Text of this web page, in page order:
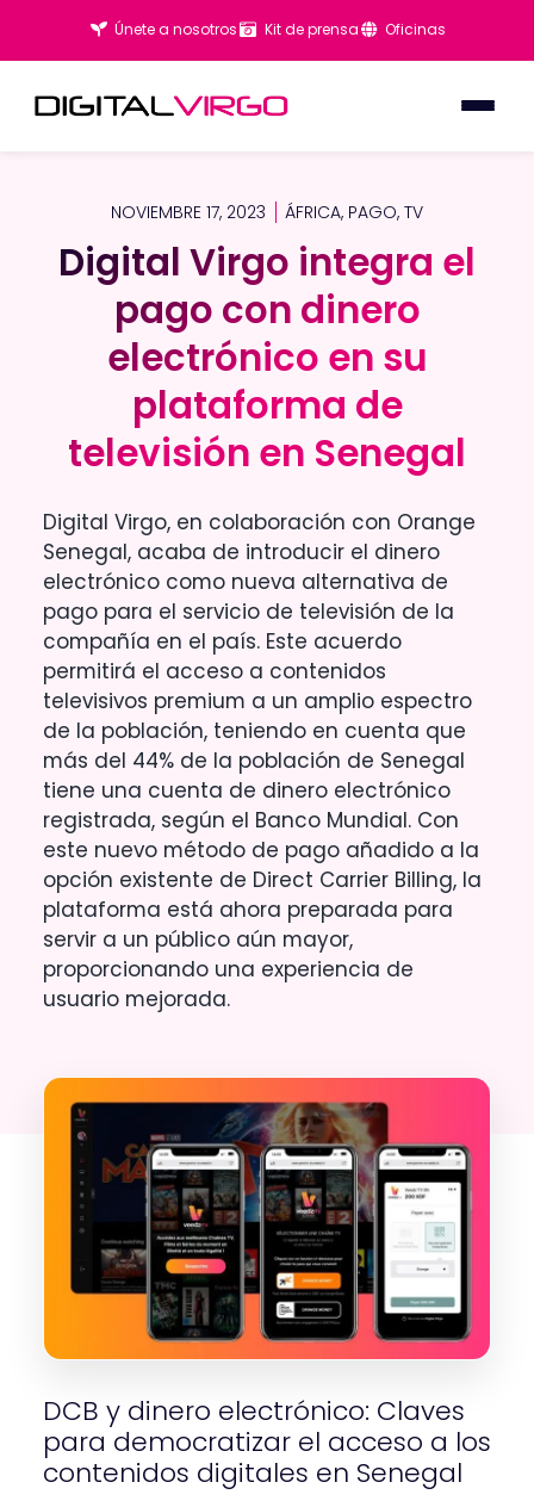
Únete a nosotros Kit de prensa Oficinas
NOVIEMBRE 17, 2023 ÁFRICA, PAGO, TV
Digital Virgo integra el
pago con dinero
electrónico en su
plataforma de
televisión en Senegal
Digital Virgo integra el
pago con dinero
electrónico en su
plataforma de
televisión en Senegal
Digital Virgo, en colaboración con Orange
Senegal, acaba de introducir el dinero
electrónico como nueva alternativa de
pago para el servicio de televisión de la
compañía en el país. Este acuerdo
permitirá el acceso a contenidos
televisivos premium a un amplio espectro
de la población, teniendo en cuenta que
más del 44% de la población de Senegal
tiene una cuenta de dinero electrónico
registrada, según el Banco Mundial. Con
este nuevo método de pago añadido a la
opción existente de Direct Carrier Billing, la
plataforma está ahora preparada para
servir a un público aún mayor,
proporcionando una experiencia de
usuario mejorada.
DCB y dinero electrónico: Claves
para democratizar el acceso a los
contenidos digitales en Senegal